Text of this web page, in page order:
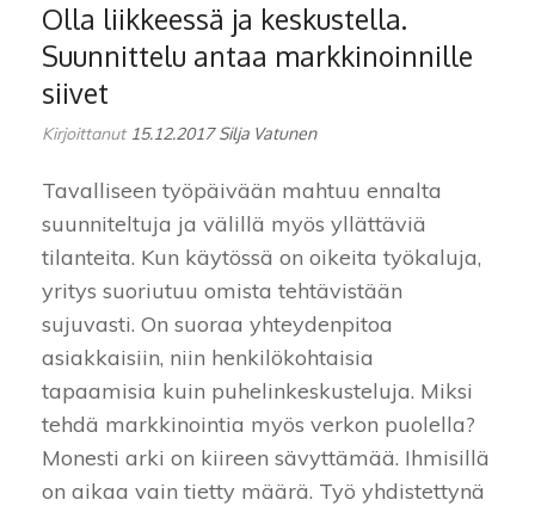
Olla liikkeessä ja keskustella.
Suunnittelu antaa markkinoinnille
siivet
Kirjoittanut 15.12.2017 Silja Vatunen
Tavalliseen työpäivään mahtuu ennalta
suunniteltuja ja välillä myös yllättäviä
tilanteita. Kun käytössä on oikeita työkaluja,
yritys suoriutuu omista tehtävistään
sujuvasti. On suoraa yhteydenpitoa
asiakkaisiin, niin henkilökohtaisia
tapaamisia kuin puhelinkeskusteluja. Miksi
tehdä markkinointia myös verkon puolella?
Monesti arki on kiireen sävyttämää. Ihmisillä
on aikaa vain tietty määrä. Työ yhdistettynä